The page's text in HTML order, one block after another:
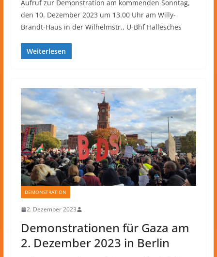
Aufruf zur Demonstration am kommenden Sonntag,
den 10. Dezember 2023 um 13.00 Uhr am Willy-
Brandt-Haus in der Wilhelmstr., U-Bhf Hallesches
Weiterlesen
DEMONSTRATION
2. Dezember 2023
Demonstrationen für Gaza am
2. Dezember 2023 in Berlin